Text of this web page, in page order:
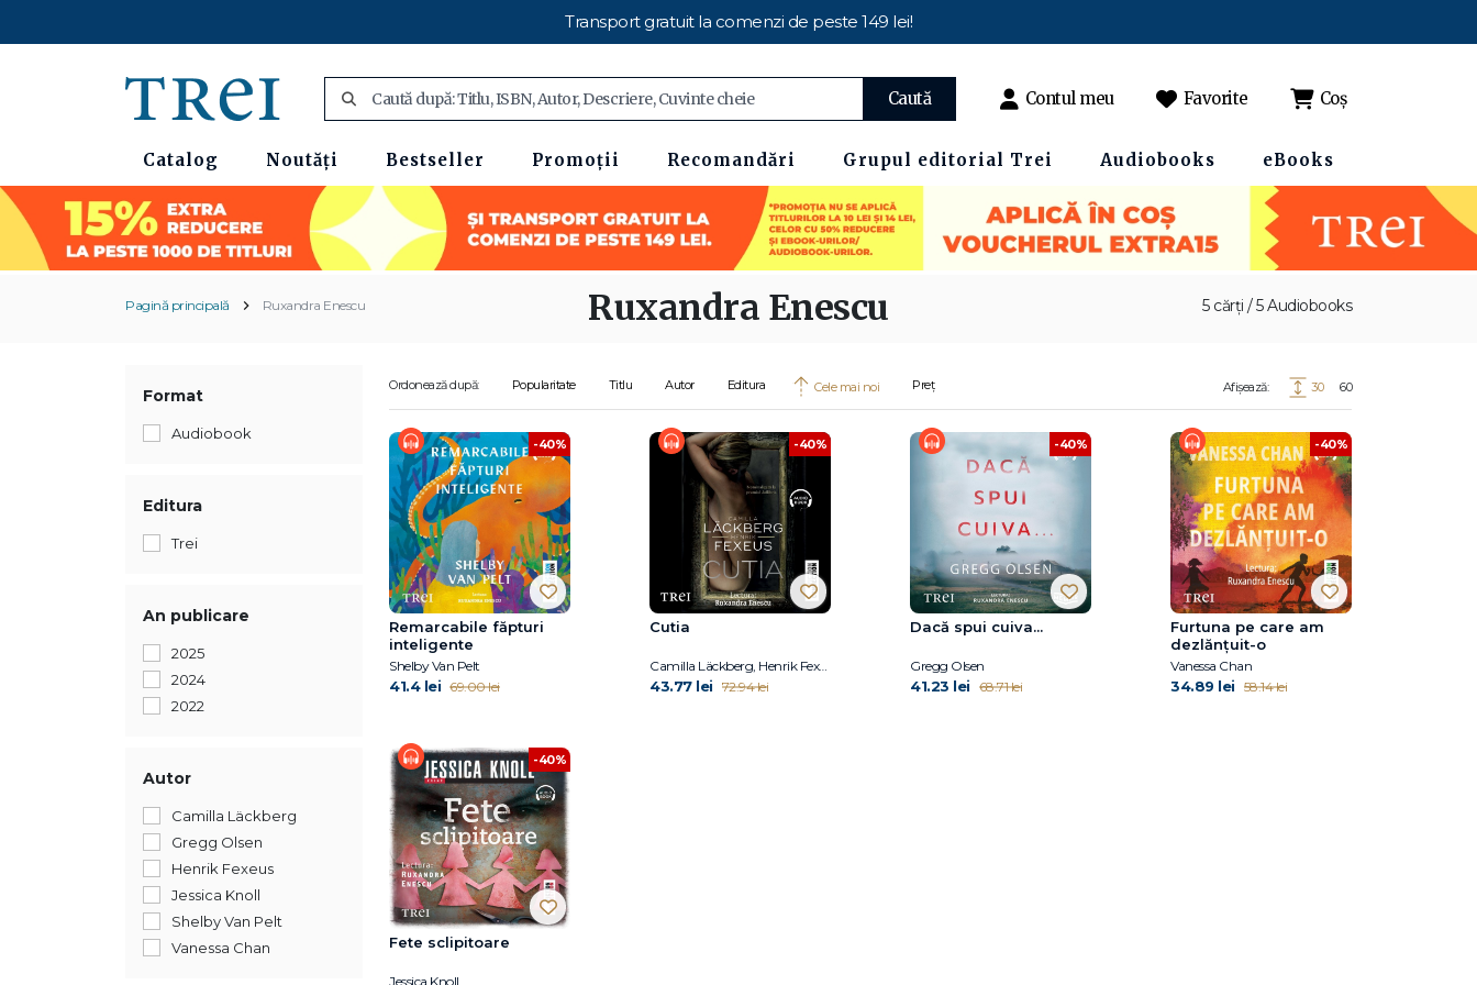
Transport gratuit la comenzi de peste 149 lei!
Caută Contul meu Favorite Coș
Catalog Noutăți Bestseller Promoții Recomandări Grupul editorial Trei Audiobooks eBooks
Pagină principală Ruxandra Enescu 5 cărți / 5 Audiobooks
Ruxandra Enescu
Format
Audiobook
Editura
Trei
An publicare
2025
2024
2022
Autor
Camilla Läckberg
Gregg Olsen
Henrik Fexeus
Jessica Knoll
Shelby Van Pelt
Vanessa Chan
Ordonează după: Popularitate Titlu Autor Editura Cele mai noi Preț Afișează: 30 60
-40%
Remarcabile făpturi
inteligente
Shelby Van Pelt
41.4 lei 69.00 lei
-40%
Cutia
Camilla Läckberg, Henrik Fexeus
43.77 lei 72.94 lei
-40%
Dacă spui cuiva...
Gregg Olsen
41.23 lei 68.71 lei
-40%
Furtuna pe care am
dezlănțuit-o
Vanessa Chan
34.89 lei 58.14 lei
-40%
Fete sclipitoare
Jessica Knoll